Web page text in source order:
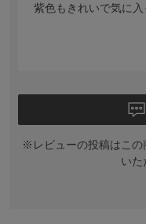
紫色もきれいで気に入
※レビューの投稿はこの
いた